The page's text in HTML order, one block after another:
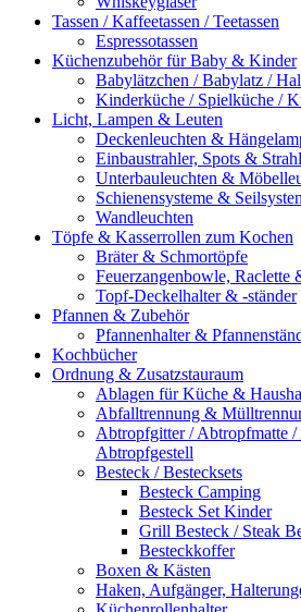
Tassen / Kaffeetassen / Teetassen
Espressotassen
Küchenzubehör für Baby & Kinder
Babylätzchen / Babylatz /
Kinderküche / Spielküche /
Licht, Lampen & Leuten
Deckenleuchten &
Einbaustrahler, Spots &
Unterbauleuchten &
Schienensysteme &
Wandleuchten
Töpfe & Kasserrollen zum Kochen
Bräter & Schmortöpfe
Feuerzangenbowle, Raclette
Topf-Deckelhalter & -ständer
Pfannen & Zubehör
Pfannenhalter &
Kochbücher
Ordnung & Zusatzstauraum
Ablagen für Küche &
Abfalltrennung &
Abtropfgitter / Abtropfmatte /
Abtropfgestell
Besteck / Bestecksets
Besteck Camping
Besteck Set Kinder
Grill Besteck / Steak
Besteckkoffer
Boxen & Kästen
Haken, Aufgänger,